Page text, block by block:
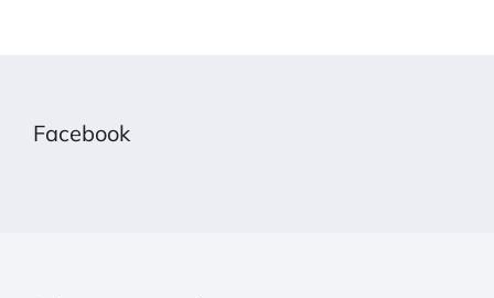
Facebook